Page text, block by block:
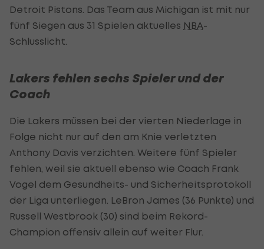
Detroit Pistons. Das Team aus Michigan ist mit nur
fünf Siegen aus 31 Spielen aktuelles NBA-
Schlusslicht.
Lakers fehlen sechs Spieler und der
Coach
Die Lakers müssen bei der vierten Niederlage in
Folge nicht nur auf den am Knie verletzten
Anthony Davis verzichten. Weitere fünf Spieler
fehlen, weil sie aktuell ebenso wie Coach Frank
Vogel dem Gesundheits- und Sicherheitsprotokoll
der Liga unterliegen. LeBron James (36 Punkte) und
Russell Westbrook (30) sind beim Rekord-
Champion offensiv allein auf weiter Flur.